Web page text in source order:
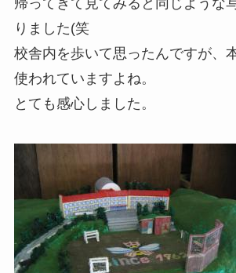
りました(笑
校舎内を歩いて思ったんですが、
使われていますよね。
とても感心しました。